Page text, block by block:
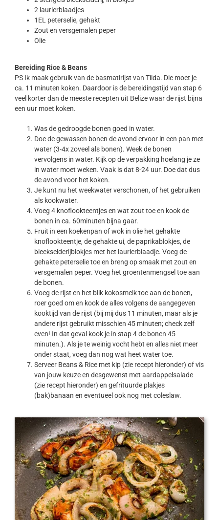
2 laurierblaadjes
1EL peterselie, gehakt
Zout en versgemalen peper
Olie
Bereiding Rice & Beans
PS Ik maak gebruik van de basmatirijst van Tilda. Die moet je
ca. 11 minuten koken. Daardoor is de bereidingstijd van stap 6
veel korter dan de meeste recepten uit Belize waar de rijst bijna
een uur moet koken.
Was de gedroogde bonen goed in water.
Doe de gewassen bonen de avond ervoor in een pan met
water (3-4x zoveel als bonen). Week de bonen
vervolgens in water. Kijk op de verpakking hoelang je ze
in water moet weken. Vaak is dat 8-24 uur. Doe dat dus
de avond voor het koken.
Je kunt nu het weekwater verschonen, of het gebruiken
als kookwater.
Voeg 4 knoflookteentjes en wat zout toe en kook de
bonen in ca. 60minuten bijna gaar.
Fruit in een koekenpan of wok in olie het gehakte
knoflookteentje, de gehakte ui, de paprikablokjes, de
bleekselderijblokjes met het laurierblaadje. Voeg de
gehakte peterselie toe en breng op smaak met zout en
versgemalen peper. Voeg het groentenmengsel toe aan
de bonen.
Voeg de rijst en het blik kokosmelk toe aan de bonen,
roer goed om en kook de alles volgens de aangegeven
kooktijd van de rijst (bij mij dus 11 minuten, maar als je
andere rijst gebruikt misschien 45 minuten; check zelf
even! In dat geval kook je in stap 4 de bonen 45
minuten.). Als je te weinig vocht hebt en alles niet meer
onder staat, voeg dan nog wat heet water toe.
Serveer Beans & Rice met kip (zie recept hieronder) of vis
van jouw keuze en desgewenst met aardappelsalade
(zie recept hieronder) en gefrituurde plakjes
(bak)banaan en eventueel ook nog met coleslaw.